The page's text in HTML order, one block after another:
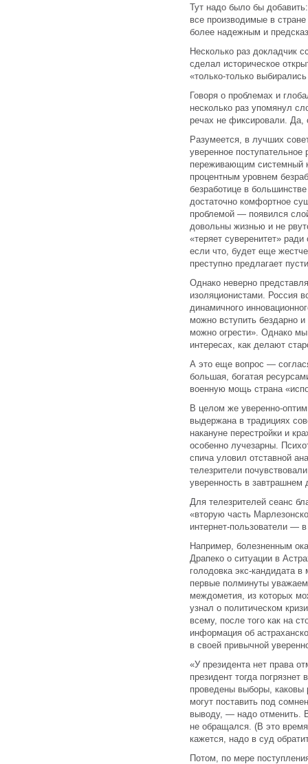
Тут надо было бы
все производимые в
более надежным и
Несколько раз докладчик
сделал историческое
«только-только
Говоря о проблемах и
несколько раз упомянул
речах не фиксировали. Да,
Разумеется, в лучших
уверенное
переживающим системный
процентным уровнем
безработице в
достаточно комфортное
проблемой — появился
довольны жизнью и не
«теряет суверенитет»
если что, будет еще
преступно предлагает
Однако неверно
изоляционистами. Россия
динамичного
можно вступить бездарно
можно огрести». Однако
интересах, как делают
А это еще вопрос —
большая, богатая
военную мощь страна
В целом же уверенно-
выдержана в традициях
накануне перестройки и
особенно лучезарны.
спича уловил отставной
телезрители
уверенность в
Для телезрителей сеанс
«вторую часть
интернет-пользователи —
Например, болезненным
Драпеко о ситуации в
голодовка экс-кандидата
первые полминуты
междометия, из которых
узнал о политическом
всему, после того как на
информация об
в своей привычной
«У президента нет права
президент тогда
проведены выборы, каковы
могут поставить под
выводу, — надо отменить.
не обращался. (В это
кажется, надо в суд
Потом, по мере